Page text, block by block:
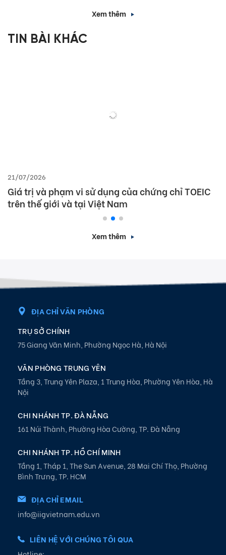
Xem thêm
TIN BÀI KHÁC
21/07/2026
Giá trị và phạm vi sử dụng của chứng chỉ TOEIC
trên thế giới và tại Việt Nam
Xem thêm
ĐỊA CHỈ VĂN PHÒNG
TRỤ SỞ CHÍNH
75 Giang Văn Minh, Phường Ngọc Hà, Hà Nội
VĂN PHÒNG TRUNG YÊN
Tầng 3, Trung Yên Plaza, 1 Trung Hòa, Phường Yên Hòa, Hà
Nội
CHI NHÁNH TP. ĐÀ NẴNG
161 Núi Thành, Phường Hòa Cường, TP. Đà Nẵng
CHI NHÁNH TP. HỒ CHÍ MINH
Tầng 1, Tháp 1, The Sun Avenue, 28 Mai Chí Thọ, Phường
Bình Trưng, TP. HCM
ĐỊA CHỈ EMAIL
info@iigvietnam.edu.vn
LIÊN HỆ VỚI CHÚNG TÔI QUA